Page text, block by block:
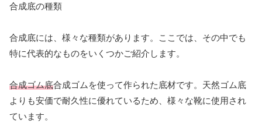
合成底の種類
合成底には、様々な種類があります。ここでは、その中でも
特に代表的なものをいくつかご紹介します。
合成ゴム底合成ゴムを使って作られた底材です。天然ゴム底
よりも安価で耐久性に優れているため、様々な靴に使用され
ています。